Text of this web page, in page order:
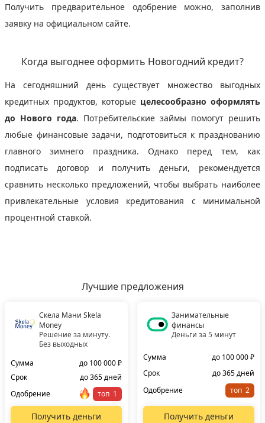
Получить предварительное одобрение можно, заполнив
заявку на официальном сайте.
Когда выгоднее оформить Новогодний кредит?
На сегодняшний день существует множество выгодных
кредитных продуктов, которые целесообразно оформлять
до Нового года. Потребительские займы помогут решить
любые финансовые задачи, подготовиться к празднованию
главного зимнего праздника. Однако перед тем, как
подписать договор и получить деньги, рекомендуется
сравнить несколько предложений, чтобы выбрать наиболее
привлекательные условия кредитования с минимальной
процентной ставкой.
Лучшие предложения
Скела Мани Skela
Money
Решение за минуту.
Без выходных
Сумма
до 100 000 ₽
Срок
до 365 дней
Одобрение
топ
Получить деньги
Занимательные
финансы
Деньги за 5 минут
Сумма
до 100 000 ₽
Срок
до 365 дней
Одобрение
топ
Получить деньги